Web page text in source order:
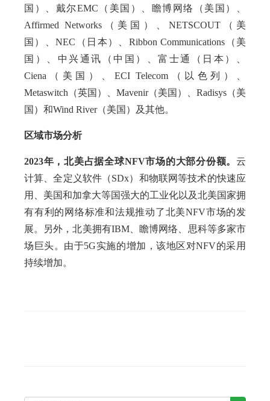
国）、戴尔EMC（美国）、瞻博网络（美国）、
Affirmed Networks（美国）、NETSCOUT（美
国）、NEC（日本）、Ribbon Communications（美
国）、中兴通讯（中国）、富士通（日本）、
Ciena（美国）、ECI Telecom（以色列）、
Metaswitch（英国）、Mavenir（美国）、Radisys（美
国）和Wind River（美国）及其他。
区域市场分析
2023年，北美占据全球NFV市场的大部分份额。 云
计算、全定义软件（SDx）和物联网等技术的快速应
用、美国和加拿大等国强大的工业化以及北美国家拥
有有利的网络标准和法规推动了北美NFV市场的发
展。另外，北美拥有IBM、瞻博网络、思科等多家市
场巨头。由于5G实施的增加，该地区对NFV的采用
持续增加。